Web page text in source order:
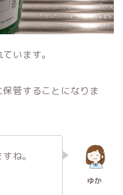
います。
管することになりま
ね。